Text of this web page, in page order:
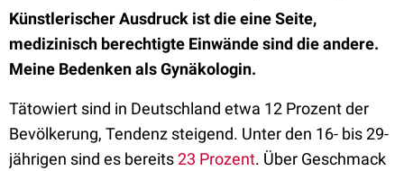
Künstlerischer Ausdruck ist die eine Seite,
medizinisch berechtigte Einwände sind die andere.
Meine Bedenken als Gynäkologin.
Tätowiert sind in Deutschland etwa 12 Prozent der
Bevölkerung, Tendenz steigend. Unter den 16- bis 29-
jährigen sind es bereits23 Prozent. Über Geschmack